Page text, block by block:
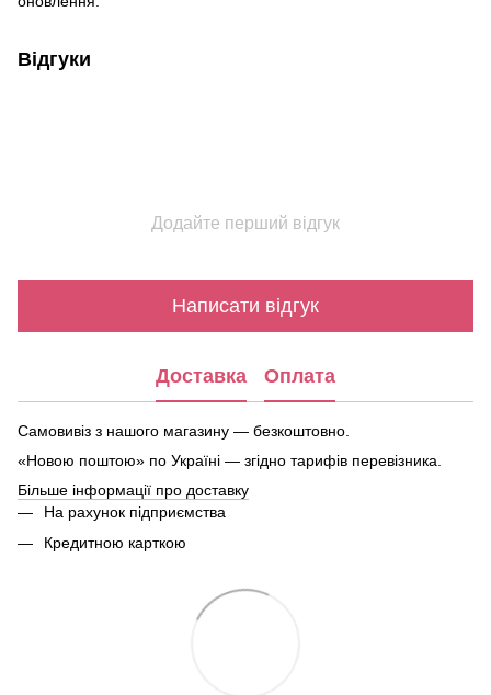
Відгуки
Додайте перший відгук
Написати відгук
Доставка Оплата
Самовивіз з нашого магазину — безкоштовно.
«Новою поштою» по Україні — згідно тарифів перевізника.
Більше інформації про доставку
На рахунок підприємства
Кредитною карткою